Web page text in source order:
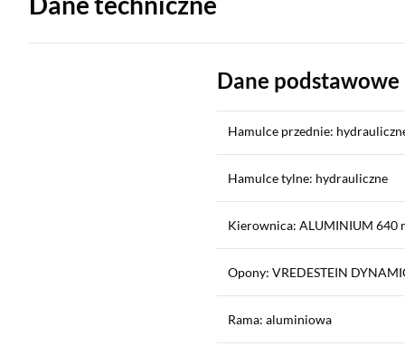
Dane podstawowe
Hamulce przednie:
Hamulce tylne: hydrauliczne
Kierownica: ALUMINIUM 640
Opony: VREDESTEIN
Rama: aluminiowa